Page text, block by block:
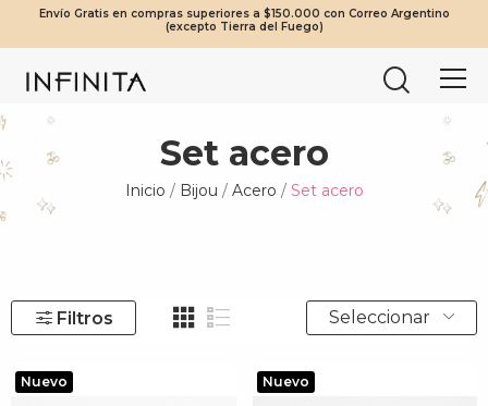
¡Beneficios Exclusivos! 20% OFF a partir de $2.000.000 | 10% OFF a
partir de $1.000.000
Envío Gratis en compras superiores a $150.000 con Correo Argentino
(excepto Tierra del Fuego)
Tierra del Fuego envíos solo en compras a partir de $200.000
vía Cruz del Sur.
Mínimo de compra web $80.000
Set acero
Inicio Bijou Acero Set acero
Filtros Seleccionar
Nuevo Nuevo